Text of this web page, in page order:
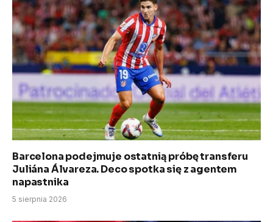
Barcelona podejmuje ostatnią próbę transferu
Juliána Álvareza. Deco spotka się z agentem
napastnika
5 sierpnia 2026